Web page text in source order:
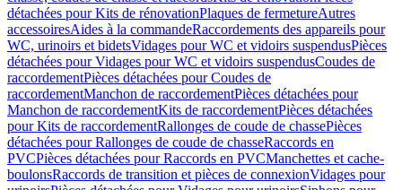
détachées pour Kits de rénovationPlaques de fermetureAutres
accessoiresAides à la commandeRaccordements des appareils pour
WC, urinoirs et bidetsVidages pour WC et vidoirs suspendusPièces
détachées pour Vidages pour WC et vidoirs suspendusCoudes de
raccordementPièces détachées pour Coudes de
raccordementManchon de raccordementPièces détachées pour
Manchon de raccordementKits de raccordementPièces détachées
pour Kits de raccordementRallonges de coude de chassePièces
détachées pour Rallonges de coude de chasseRaccords en
PVCPièces détachées pour Raccords en PVCManchettes et cache-
boulonsRaccords de transition et pièces de connexionVidages pour